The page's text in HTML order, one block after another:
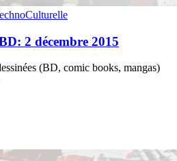
2 décembre 2015
(BD, comic books, mangas)